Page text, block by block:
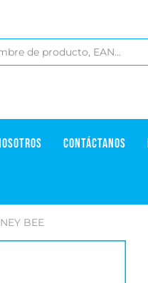
CONTÁCTANOS
BEE